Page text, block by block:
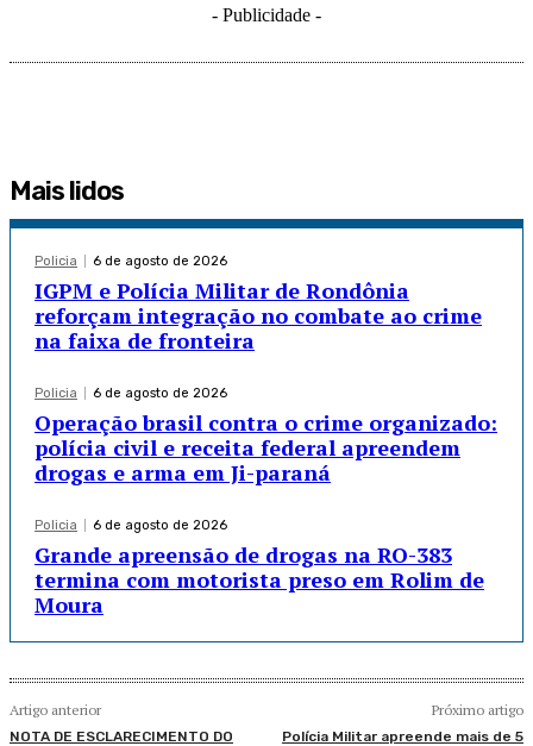
- Publicidade -
Mais lidos
Policia 6 de agosto de 2026
IGPM e Polícia Militar de Rondônia
reforçam integração no combate ao crime
na faixa de fronteira
Policia 6 de agosto de 2026
Operação brasil contra o crime organizado:
polícia civil e receita federal apreendem
drogas e arma em Ji-paraná
Policia 6 de agosto de 2026
Grande apreensão de drogas na RO-383
termina com motorista preso em Rolim de
Moura
Artigo anterior
NOTA DE ESCLARECIMENTO DO
Próximo artigo
Polícia Militar apreende mais de 5